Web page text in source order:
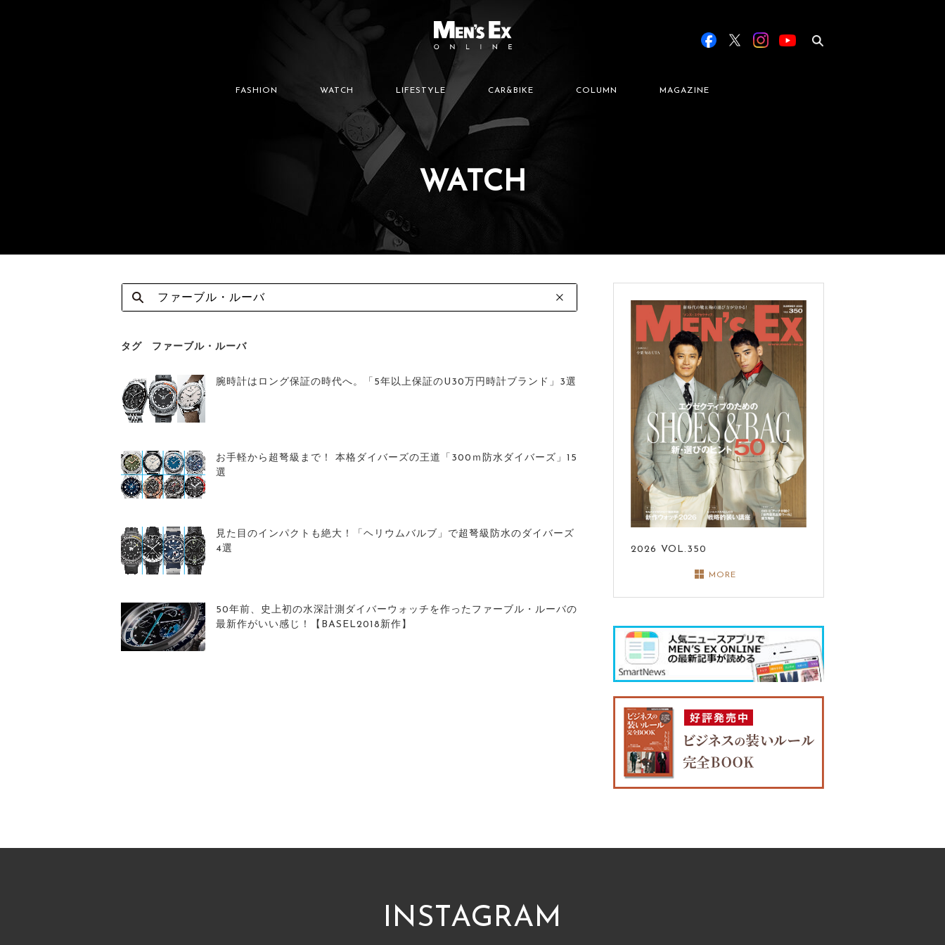
FASHION WATCH LIFESTYLE CAR&BIKE COLUMN MAGAZINE
WATCH
タグ ファーブル・ルーバ
腕時計はロング保証の時代へ。「5年以上保証のU30万円時計ブランド」3選
お手軽から超弩級まで！ 本格ダイバーズの王道「300ｍ防水ダイバーズ」15
選
見た目のインパクトも絶大！「ヘリウムバルブ」で超弩級防水のダイバーズ
4選
50年前、史上初の水深計測ダイバーウォッチを作ったファーブル・ルーバの
最新作がいい感じ！【BASEL2018新作】
2026 VOL.350
MORE
INSTAGRAM